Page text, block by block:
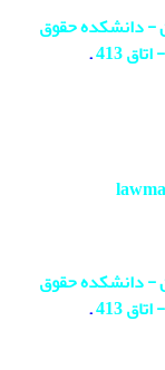
- دانشکده حقوق
.
- دانشکده حقوق
.